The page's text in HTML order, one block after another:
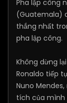
Pha lập công
(Guatemala)
thắng nhất
pha lập công.
Không dừng
Ronaldo tiếp
Nuno
tích của mình